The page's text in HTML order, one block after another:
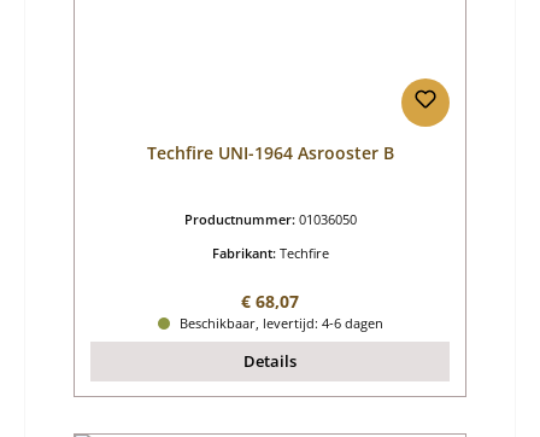
Techfire UNI-1964 Asrooster B
Productnummer: 01036050
Fabrikant: Techfire
Normale prijs:
€ 68,07
Beschikbaar, levertijd: 4-6 dagen
Details